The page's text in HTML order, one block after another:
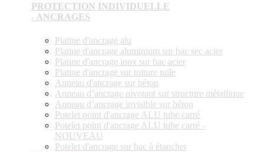
PROTECTION INDIVIDUELLE
- ANCRAGES
Platine d'ancrage alu
Platine d'ancrage aluminium sur bac sec acier
Platine d'ancrage inox sur bac acier
Platine d'ancrage sur toiture tuile
Anneau d'ancrage sur béton
Anneau d’ancrage pivotant sur structure métallique
Anneau d’ancrage invisible sur béton
Potelet point d'ancrage ALU tube carré
Potelet point d'ancrage ALU tube carré -
NOUVEAU
Potelet d'ancrage sur bac à étancher